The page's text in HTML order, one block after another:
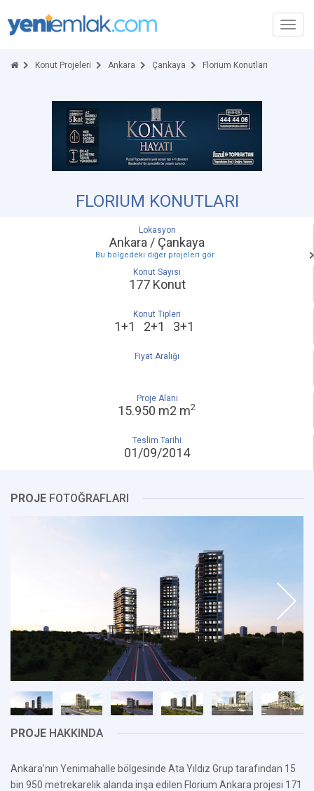
Konut Projeleri Ankara Çankaya Florium Konutları
FLORIUM KONUTLARI
Lokasyon
Ankara / Çankaya
Bu bölgedeki diğer projeleri gör
Konut Sayısı
177 Konut
Konut Tipleri
1+1 2+1 3+1
Fiyat Aralığı
Proje Alanı
15.950 m2 m2
Teslim Tarihi
01/09/2014
PROJE FOTOĞRAFLARI
PROJE HAKKINDA
Ankara'nın Yenimahalle bölgesinde Ata Yıldız Grup tarafından 15
bin 950 metrekarelik alanda inşa edilen Florium Ankara projesi 171